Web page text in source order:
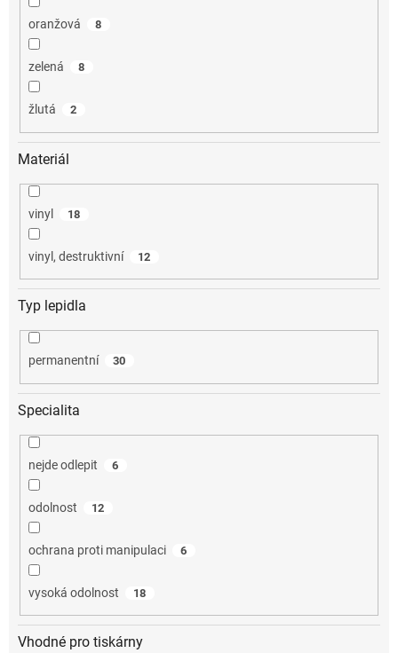
oranžová 8
zelená 8
žlutá 2
Materiál
vinyl 18
vinyl, destruktivní 12
Typ lepidla
permanentní 30
Specialita
nejde odlepit 6
odolnost 12
ochrana proti manipulaci 6
vysoká odolnost 18
Vhodné pro tiskárny